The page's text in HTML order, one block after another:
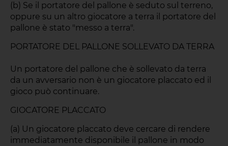
(b) Se il portatore del pallone è seduto sul terreno,
oppure su un altro giocatore a terra il portatore del
pallone è stato "messo a terra".
PORTATORE DEL PALLONE SOLLEVATO DA TERRA
Un portatore del pallone che è sollevato da terra
da un avversario non è un giocatore placcato ed il
gioco può continuare.
GIOCATORE PLACCATO
(a) Un giocatore placcato deve cercare di rendere
immediatamente disponibile il pallone in modo